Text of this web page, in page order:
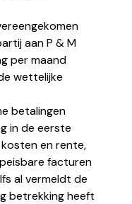
aan P & M
per maand
wettelijke
betalingen
in de eerste
en rente,
facturen
al vermeldt de
betrekking heeft